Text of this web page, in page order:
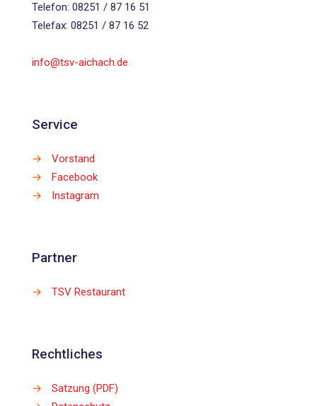
Telefon: 08251 / 87 16 51
Telefax: 08251 / 87 16 52
info@tsv-aichach.de
Service
→
Vorstand
→
Facebook
→
Instagram
Partner
→ TSV Restaurant
Rechtliches
→
Satzung (PDF)